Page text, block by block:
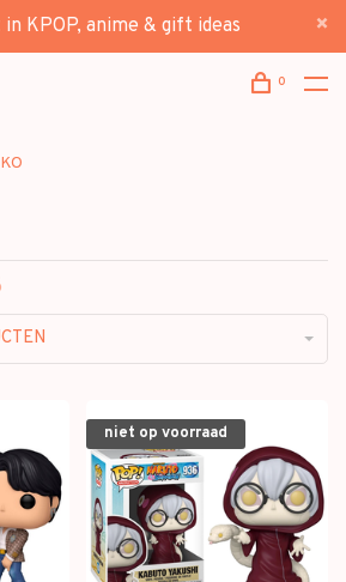
KPOP, anime & gift ideas
0
niet op voorraad